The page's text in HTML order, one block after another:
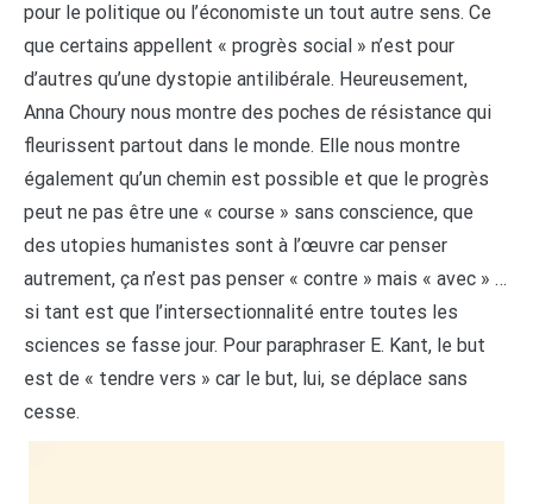
pour le politique ou l’économiste un tout autre sens. Ce
que certains appellent « progrès social » n’est pour
d’autres qu’une dystopie antilibérale. Heureusement,
Anna Choury nous montre des poches de résistance qui
fleurissent partout dans le monde. Elle nous montre
également qu’un chemin est possible et que le progrès
peut ne pas être une « course » sans conscience, que
des utopies humanistes sont à l’œuvre car penser
autrement, ça n’est pas penser « contre » mais « avec » …
si tant est que l’intersectionnalité entre toutes les
sciences se fasse jour. Pour paraphraser E. Kant, le but
est de « tendre vers » car le but, lui, se déplace sans
cesse.